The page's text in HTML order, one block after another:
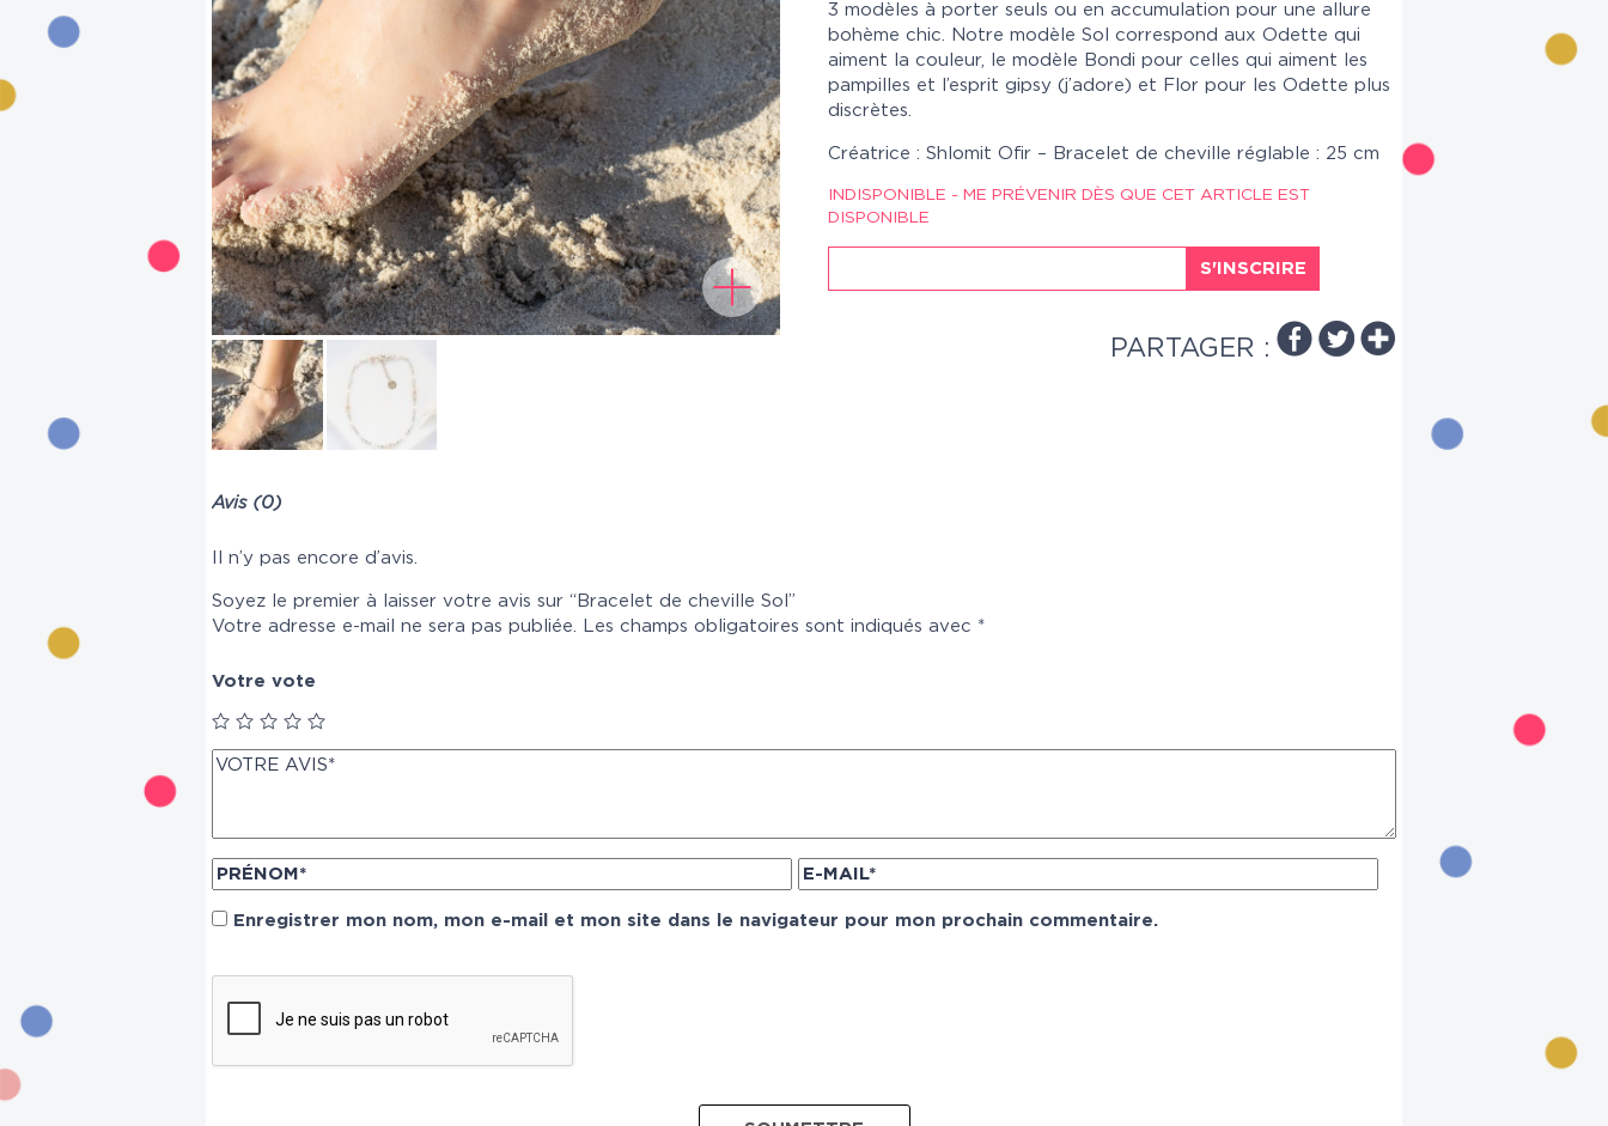
3 modèles à porter seuls ou en accumulation pour une allure
bohème chic. Notre modèle Sol correspond aux Odette qui
aiment la couleur, le modèle Bondi pour celles qui aiment les
pampilles et l’esprit gipsy (j’adore) et Flor pour les Odette plus
discrètes.
Créatrice : Shlomit Ofir – Bracelet de cheville réglable : 25 cm
INDISPONIBLE - ME PRÉVENIR DÈS QUE CET ARTICLE EST
DISPONIBLE
S'INSCRIRE
PARTAGER :
Avis (0)
Il n’y pas encore d’avis.
Soyez le premier à laisser votre avis sur “Bracelet de cheville Sol”
Votre adresse e-mail ne sera pas publiée.
Les champs obligatoires sont indiqués avec *
Votre vote
Enregistrer mon nom, mon e-mail et mon site dans le navigateur pour mon prochain commentaire.